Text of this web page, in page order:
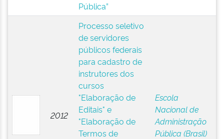
Pública”
2012
Processo seletivo
de servidores
públicos federais
para cadastro de
instrutores dos
cursos
"Elaboração de
Editais" e
"Elaboração de
Termos de
Escola
Nacional de
Administração
Pública (Brasil)